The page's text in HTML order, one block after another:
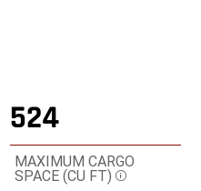
524
MAXIMUM CARGO
SPACE (CU FT) Disclosure